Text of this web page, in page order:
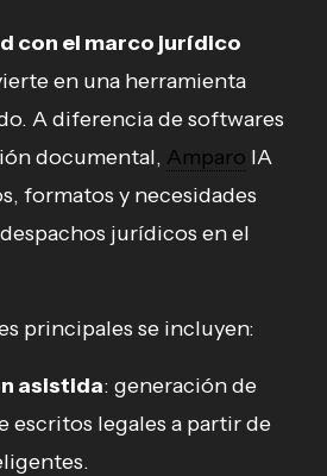
con el marco jurídico
en una herramienta
A diferencia de softwares
documental, Amparo IA
formatos y necesidades
jurídicos en el
principales se incluyen:
asistida: generación de
escritos legales a partir de